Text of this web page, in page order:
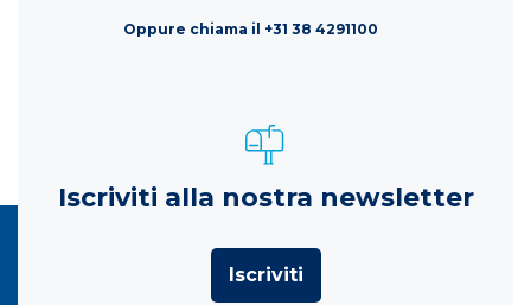
Oppure chiama il +31 38 4291100
Iscriviti alla nostra newsletter
Iscriviti